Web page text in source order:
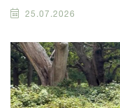
25.07.2026